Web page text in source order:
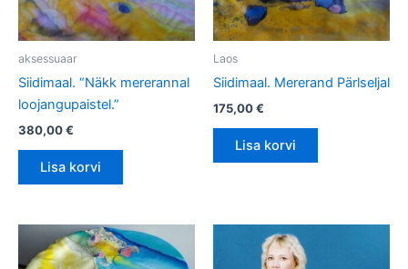
aksessuaar
Siidimaal. “Näkk mererannal
loojangupaistel.”
380,00€
Lisa korvi
Laos
Siidimaal. Mererand Pärlseljal
175,00€
Lisa korvi